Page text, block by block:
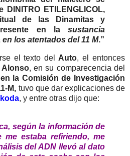
DINITRO ETILENGLICOL,
de las Dinamitas y
en la sustancia
los atentados del 11 M.”
el texto del Auto, el entonces
Alonso, en su comparecencia del
la Comisión de Investigación
M, tuvo que dar explicaciones de
, y entre otras dijo que:
según la información de
me estaba refiriendo, me
del ADN llevó al dato